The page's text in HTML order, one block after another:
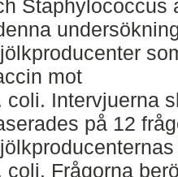
Staphylococcus
mot
coli. Intervjuerna
på 12
coli. Frågorna